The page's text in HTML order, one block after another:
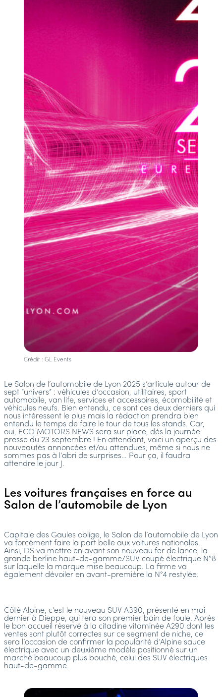
Crédit : GL Events
Le Salon de l’automobile de Lyon 2025 s’articule autour de
sept “univers” : véhicules d’occasion, utilitaires, sport
automobile, van life, services et accessoires, écomobilité et
véhicules neufs. Bien entendu, ce sont ces deux derniers qui
nous intéressent le plus mais la rédaction prendra bien
entendu le temps de faire le tour de tous les stands. Car,
oui, ECO MOTORS NEWS sera sur place, dès la journée
presse du 23 septembre ! En attendant, voici un aperçu des
nouveautés annoncées et/ou attendues, même si nous ne
sommes pas à l’abri de surprises… Pour ça, il faudra
attendre le jour J.
Les voitures françaises en force au
Salon de l’automobile de Lyon
Capitale des Gaules oblige, le Salon de l’automobile de Lyon
va forcément faire la part belle aux voitures nationales.
Ainsi, DS va mettre en avant son nouveau fer de lance, la
grande berline haut-de-gamme/SUV coupé électrique N°8
sur laquelle la marque mise beaucoup. La firme va
également dévoiler en avant-première la N°4 restylée.
Côté Alpine, c’est le nouveau SUV A390, présenté en mai
dernier à Dieppe, qui fera son premier bain de foule. Après
le bon accueil réservé à la citadine vitaminée A290 dont les
ventes sont plutôt correctes sur ce segment de niche, ce
sera l’occasion de confirmer la popularité d’Alpine sauce
électrique avec un deuxième modèle positionné sur un
marché beaucoup plus bouché, celui des SUV électriques
haut-de-gamme.